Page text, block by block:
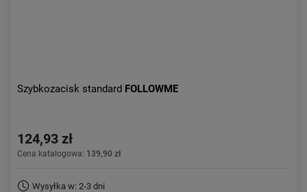
Szybkozacisk standard FOLLOWME
124,93 zł
Cena katalogowa: 139,90 zł
Wysyłka w: 2-3 dni